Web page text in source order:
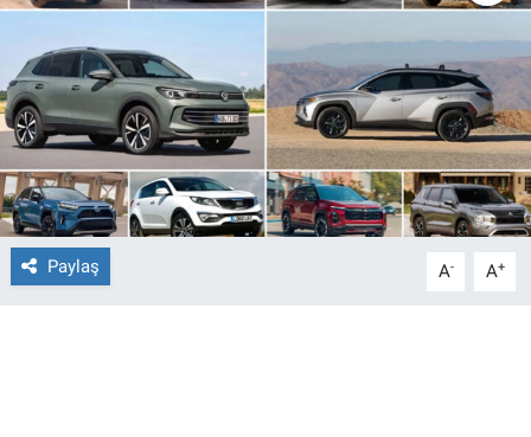
Paylaş A- A+
Ekonomi
Forum
Gerçeğin İzinde
Gün Başlıyor
Gün Bitiyor